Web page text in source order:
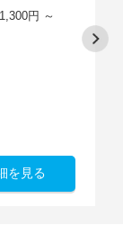
円 ～
を見る